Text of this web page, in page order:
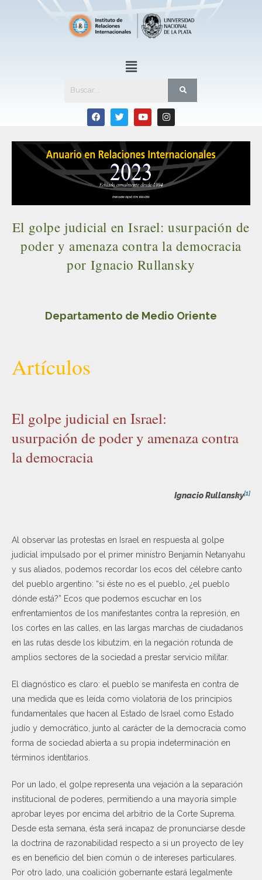
El golpe judicial en Israel: usurpación de
poder y amenaza contra la democracia
por Ignacio Rullansky
Departamento de Medio Oriente
Artículos
El golpe judicial en Israel:
usurpación de poder y amenaza contra
la democracia
Ignacio Rullansky[1]
Al observar las protestas en Israel en respuesta al golpe
judicial impulsado por el primer ministro Benjamín Netanyahu
y sus aliados, podemos recordar los ecos del célebre canto
del pueblo argentino: “si éste no es el pueblo, ¿el pueblo
dónde está?” Ecos que podemos escuchar en los
enfrentamientos de los manifestantes contra la represión, en
los cortes en las calles, en las largas marchas de ciudadanos
en las rutas desde los kibutzim, en la negación rotunda de
amplios sectores de la sociedad a prestar servicio militar.
El diagnóstico es claro: el pueblo se manifesta en contra de
una medida que es leída como violatoria de los principios
fundamentales que hacen al Estado de Israel como Estado
judío y democrático, junto al carácter de la democracia como
forma de sociedad abierta a su propia indeterminación en
términos identitarios.
Por un lado, el golpe representa una vejación a la separación
institucional de poderes, permitiendo a una mayoría simple
aprobar leyes por encima del arbitrio de la Corte Suprema.
Desde esta semana, ésta será incapaz de pronunciarse desde
la doctrina de razonabilidad respecto a si un proyecto de ley
es en beneficio del bien común o de intereses particulares.
Por otro lado, una coalición gobernante estará legalmente